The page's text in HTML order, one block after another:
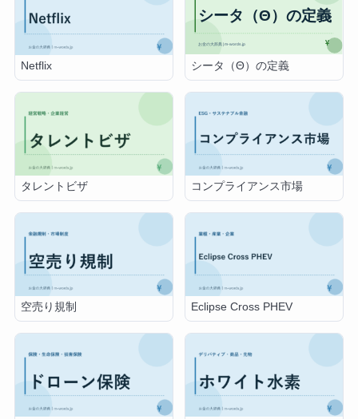
Netflix シータ（Θ）の定義
タレントビザ コンプライアンス市場
空売り規制 Eclipse Cross PHEV